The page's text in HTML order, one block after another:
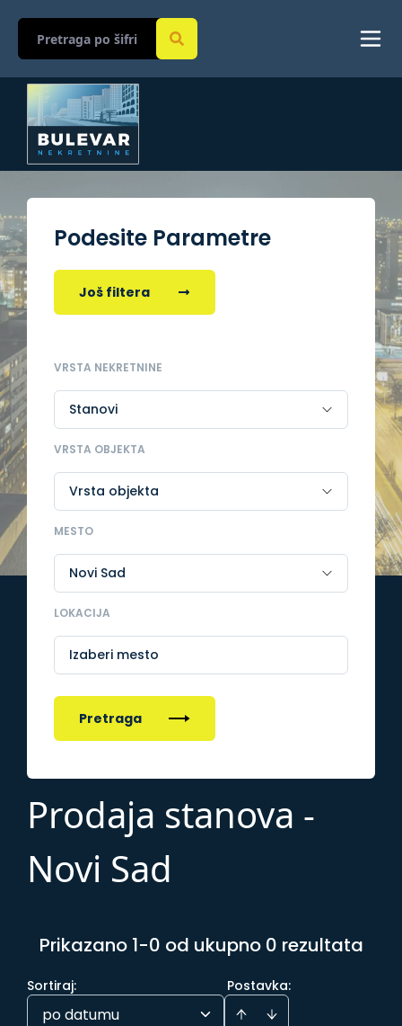
Podesite Parametre
Još filtera
VRSTA NEKRETNINE
VRSTA OBJEKTA
MESTO
LOKACIJA
Izaberi mesto
Pretraga
Prodaja stanova -
Novi Sad
Prikazano 1-0 od ukupno 0 rezultata
Postavka:
Sortiraj:
po datumu